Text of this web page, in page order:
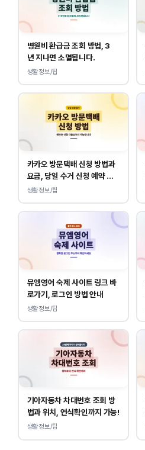
병원비 환급금 조회 방법, 3
년 지나면 소멸됩니다.
생활정보/팁
카카오 방문택배 신청 방법과
요금, 당일 수거 신청 예약 안
내
생활정보/팁
뮤엠영어 숙제 사이트 링크 바
로가기, 로그인 방법 안내
생활정보/팁
기아자동차 차대번호 조회 방
법과 위치, 연식확인까지 가능!
생활정보/팁